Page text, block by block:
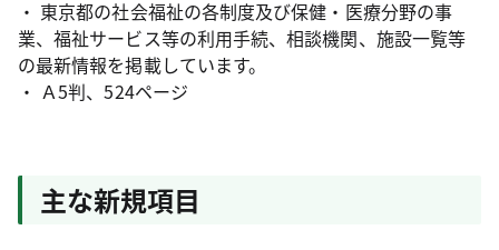
・ 東京都の社会福祉の各制度及び保健・医療分野の事
業、福祉サービス等の利用手続、相談機関、施設一覧等
の最新情報を掲載しています。
・ Ａ5判、524ページ
主な新規項目